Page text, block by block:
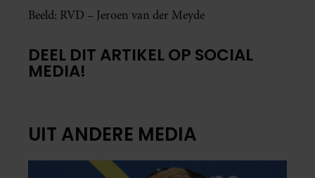
Beeld: RVD – Jeroen van der Meyde
DEEL DIT ARTIKEL OP SOCIAL
MEDIA!
UIT ANDERE MEDIA